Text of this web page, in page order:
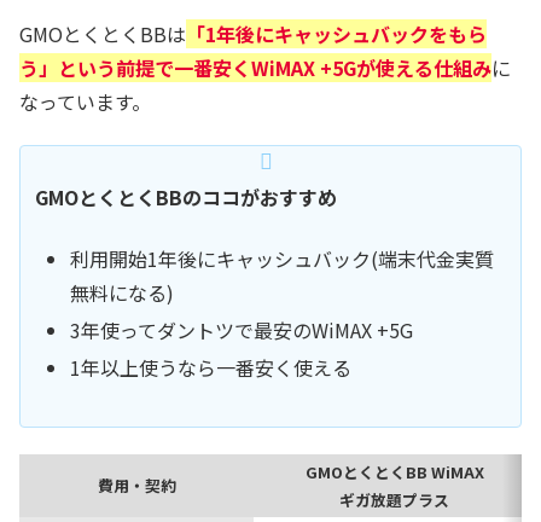
GMOとくとくBBは 「1年後にキャッシュバックをもら
う」という前提で一番安くWiMAX +5Gが使える仕組みに
なっています。
GMOとくとくBBのココがおすすめ
利用開始1年後にキャッシュバック(端末代金実質
無料になる)
3年使ってダントツで最安のWiMAX +5G
1年以上使うなら一番安く使える
費用・契約
GMOとくとくBB WiMAX
ギガ放題プラス